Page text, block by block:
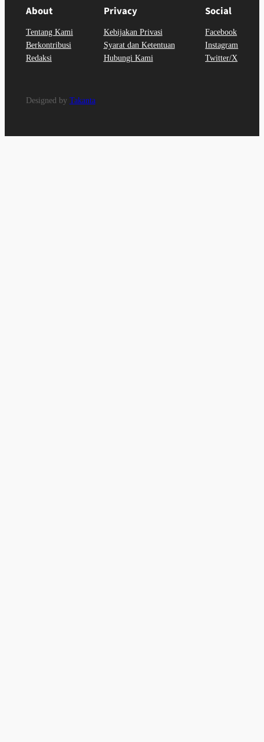
About
Tentang Kami
Berkontribusi
Redaksi
Privacy
Kebijakan Privasi
Syarat dan Ketentuan
Hubungi Kami
Social
Facebook
Instagram
Twitter/X
Designed by Takanta